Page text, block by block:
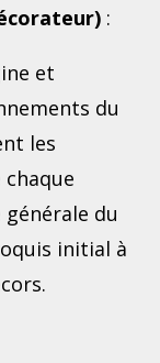
:
et
du
les
chaque
du
initial à